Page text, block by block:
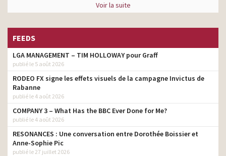
Voir la suite
FEEDS
LGA MANAGEMENT – TIM HOLLOWAY pour Graff
publié le 5 août 2026
RODEO FX signe les effets visuels de la campagne Invictus de
Rabanne
publié le 4 août 2026
COMPANY 3 – What Has the BBC Ever Done for Me?
publié le 4 août 2026
RESONANCES : Une conversation entre Dorothée Boissier et
Anne-Sophie Pic
publié le 27 juillet 2026